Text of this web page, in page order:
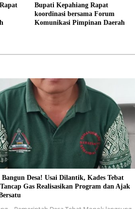
Bupati Kepahiang Rapat
koordinasi bersama Forum
Komunikasi Pimpinan Daerah
Bangun Desa! Usai Dilantik, Kades Tebat
Gas Realisasikan Program dan Ajak